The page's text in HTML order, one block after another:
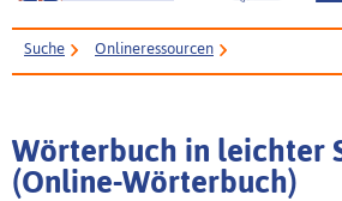
Suche Onlineressourcen
Wörterbuch in leichter
(Online-Wörterbuch)